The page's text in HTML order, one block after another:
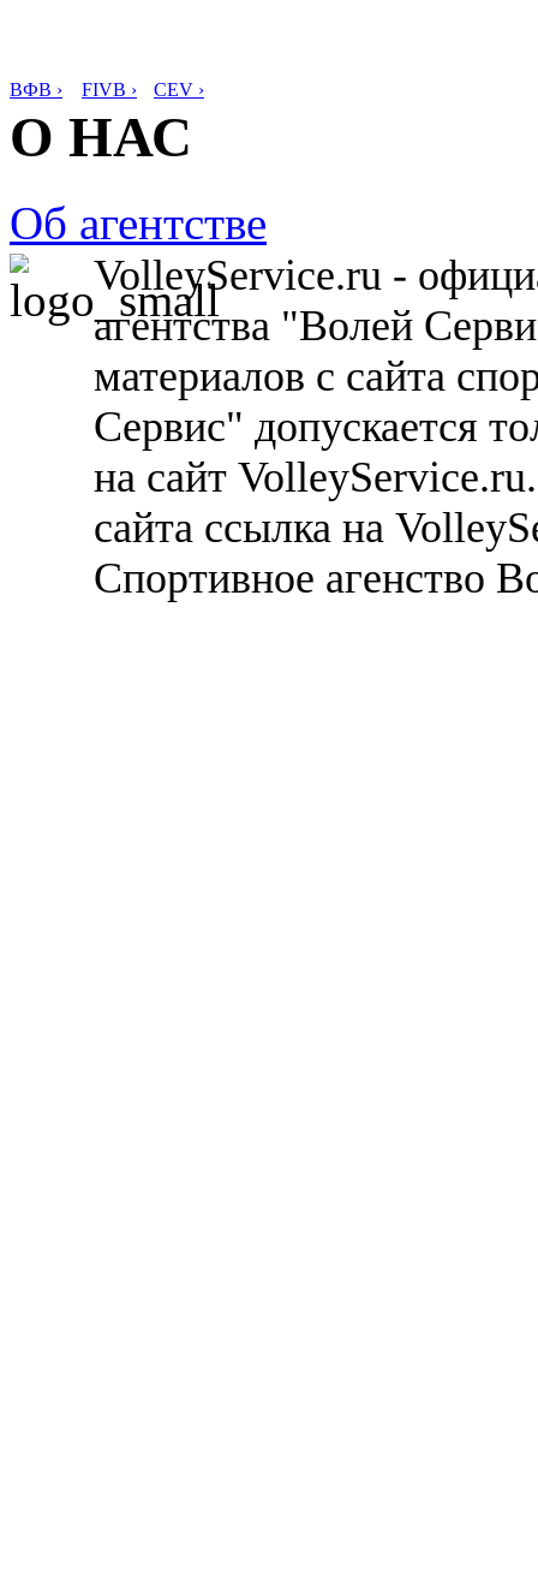
ВФВ › FIVB › CEV ›
О НАС
Об агентстве
VolleyService.ru -
агентства "Волей
материалов с сайта
Сервис" допускается
на сайт
сайта ссылка на
Спортивное агенство